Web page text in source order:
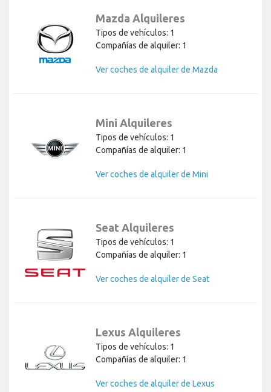
Mazda Alquileres
Tipos de vehículos: 1
Compañías de alquiler: 1
Ver coches de alquiler de Mazda
Mini Alquileres
Tipos de vehículos: 1
Compañías de alquiler: 1
Ver coches de alquiler de Mini
Seat Alquileres
Tipos de vehículos: 1
Compañías de alquiler: 1
Ver coches de alquiler de Seat
Lexus Alquileres
Tipos de vehículos: 1
Compañías de alquiler: 1
Ver coches de alquiler de Lexus